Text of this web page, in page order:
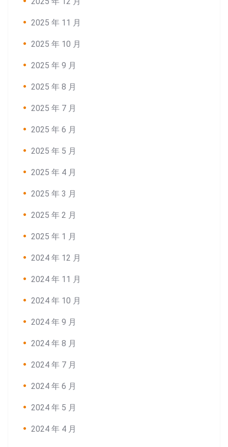
Search:
2025 年 11 月
2025 年 10 月
2025 年 9 月
2025 年 8 月
2025 年 7 月
2025 年 6 月
2025 年 5 月
2025 年 4 月
2025 年 3 月
2025 年 2 月
2025 年 1 月
2024 年 12 月
2024 年 11 月
2024 年 10 月
2024 年 9 月
2024 年 8 月
2024 年 7 月
2024 年 6 月
2024 年 5 月
2024 年 4 月